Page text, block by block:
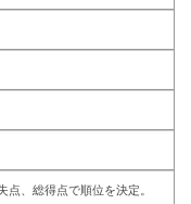
、総得点で順位を決定。